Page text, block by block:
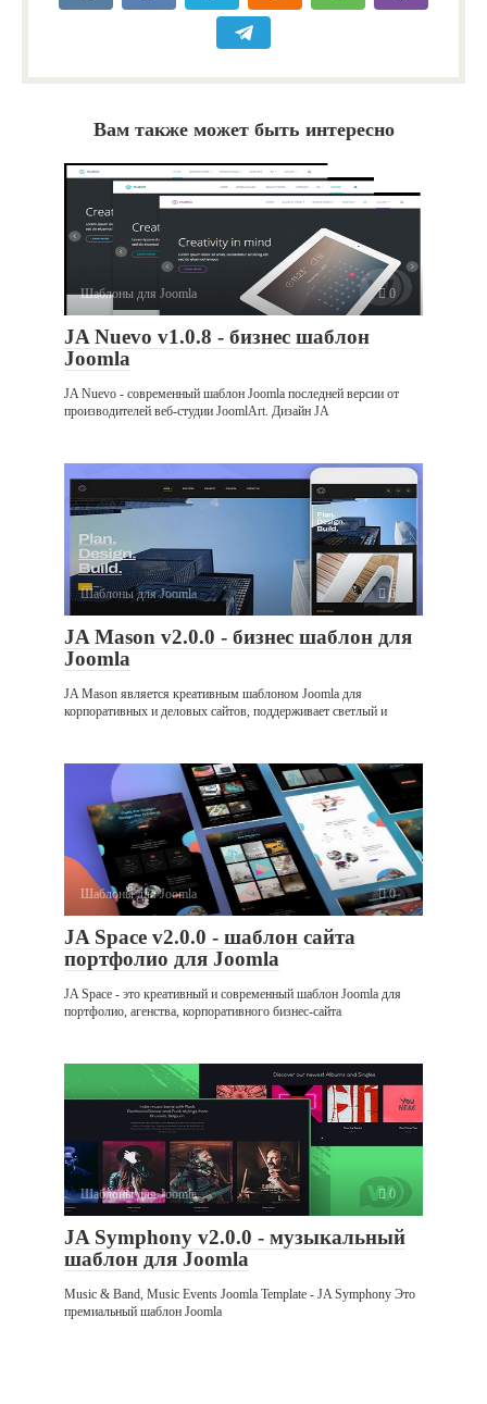
Вам также может быть интересно
Шаблоны для Joomla 0
JA Nuevo v1.0.8 - бизнес шаблон
Joomla
JA Nuevo - современный шаблон Joomla последней версии от
производителей веб-студии JoomlArt. Дизайн JA
Шаблоны для Joomla 0
JA Mason v2.0.0 - бизнес шаблон для
Joomla
JA Mason является креативным шаблоном Joomla для
корпоративных и деловых сайтов, поддерживает светлый и
Шаблоны для Joomla 0
JA Space v2.0.0 - шаблон сайта
портфолио для Joomla
JA Space - это креативный и современный шаблон Joomla для
портфолио, агенства, корпоративного бизнес-сайта
Шаблоны для Joomla 0
JA Symphony v2.0.0 - музыкальный
шаблон для Joomla
Music & Band, Music Events Joomla Template - JA Symphony Это
премиальный шаблон Joomla